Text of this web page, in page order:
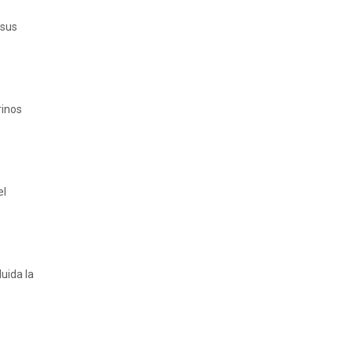
la